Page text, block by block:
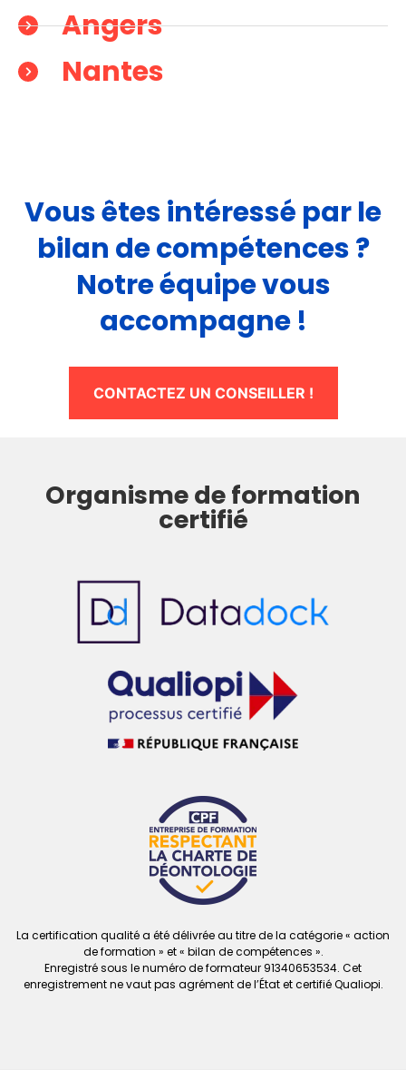
Angers
Nantes
Vous êtes intéressé par le
bilan de compétences ?
Notre équipe vous
accompagne !
CONTACTEZ UN CONSEILLER !
Organisme de formation
certifié
La certification qualité a été délivrée au titre de la catégorie « action
de formation » et « bilan de compétences ».
Enregistré sous le numéro de formateur 91340653534. Cet
enregistrement ne vautpas agrément de l’État et certifié Qualiopi.